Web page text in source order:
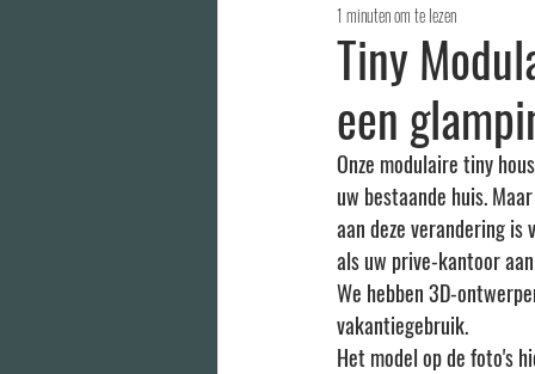
Tiny
een
1 minuten om te lezen
Onze modulaire tiny
uw bestaande huis.
aan deze verandering
als uw prive-kantoor
We hebben 3D-
vakantiegebruik.
Het model op de foto's